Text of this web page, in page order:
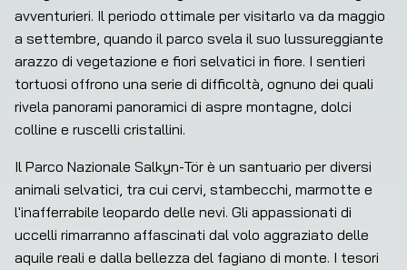
avventurieri. Il periodo ottimale per visitarlo va da maggio
a settembre, quando il parco svela il suo lussureggiante
arazzo di vegetazione e fiori selvatici in fiore. I sentieri
tortuosi offrono una serie di difficoltà, ognuno dei quali
rivela panorami panoramici di aspre montagne, dolci
colline e ruscelli cristallini.
Il Parco Nazionale Salkyn-Tör è un santuario per diversi
animali selvatici, tra cui cervi, stambecchi, marmotte e
l'inafferrabile leopardo delle nevi. Gli appassionati di
uccelli rimarranno affascinati dal volo aggraziato delle
aquile reali e dalla bellezza del fagiano di monte. I tesori